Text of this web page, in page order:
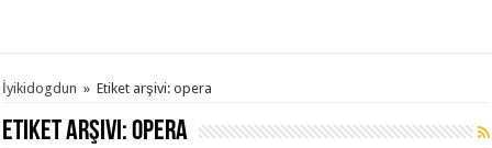
İyikidogdun » Etiket arşivi: opera
Etiket arşivi:opera